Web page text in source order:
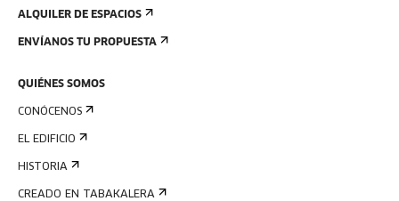
ALQUILER DE ESPACIOS
ENVÍANOS TU PROPUESTA
QUIÉNES SOMOS
CONÓCENOS
EL EDIFICIO
HISTORIA
CREADO EN TABAKALERA